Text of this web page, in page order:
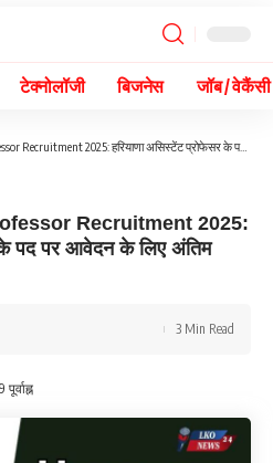
टेक्नोलॉजी बिजनेस जॉब / वेकैंसी
2025: हरियाणा असिस्टेंट प्रोफेसर के पद पर आवेदन के लिए अंतिम तिथि, तुरंत करें आवेदन
Recruitment 2025:
पद पर आवेदन के लिए अंतिम
3 Min Read